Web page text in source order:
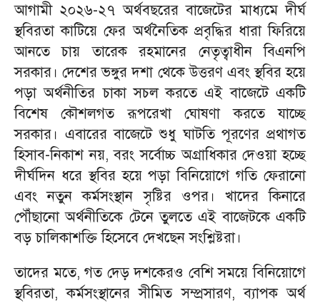
আগামী ২০২৬-২৭ অর্থবছরের বাজেটের মাধ্যমে দীর্ঘ
স্থবিরতা কাটিয়ে ফের অর্থনৈতিক প্রবৃদ্ধির ধারা ফিরিয়ে
আনতে চায় তারেক রহমানের নেতৃত্বাধীন বিএনপি
সরকার। দেশের ভঙ্গুর দশা থেকে উত্তরণ এবং স্থবির হয়ে
পড়া অর্থনীতির চাকা সচল করতে এই বাজেটে একটি
বিশেষ কৌশলগত রূপরেখা ঘোষণা করতে যাচ্ছে
সরকার। এবারের বাজেটে শুধু ঘাটতি পূরণের প্রথাগত
হিসাব-নিকাশ নয়, বরং সর্বোচ্চ অগ্রাধিকার দেওয়া হচ্ছে
দীর্ঘদিন ধরে স্থবির হয়ে পড়া বিনিয়োগে গতি ফেরানো
এবং নতুন কর্মসংস্থান সৃষ্টির ওপর। খাদের কিনারে
পৌঁছানো অর্থনীতিকে টেনে তুলতে এই বাজেটকে একটি
বড় চালিকাশক্তি হিসেবে দেখছেন সংশ্লিষ্টরা।
তাদের মতে, গত দেড় দশকেরও বেশি সময়ে বিনিয়োগে
স্থবিরতা, কর্মসংস্থানের সীমিত সম্প্রসারণ, ব্যাপক অর্থ